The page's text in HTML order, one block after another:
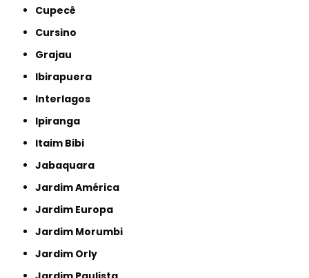
Cupecê
Cursino
Grajau
Ibirapuera
Interlagos
Ipiranga
Itaim Bibi
Jabaquara
Jardim América
Jardim Europa
Jardim Morumbi
Jardim Orly